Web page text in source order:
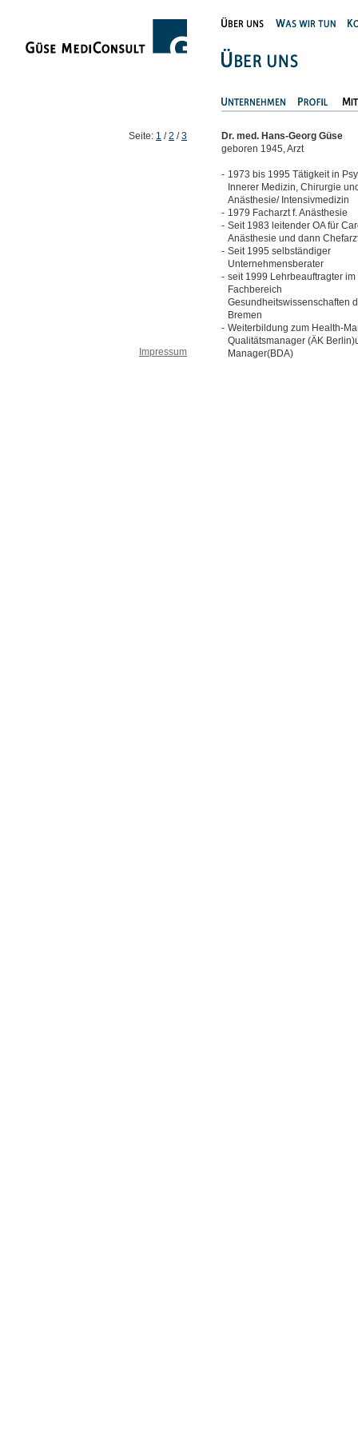
Seite: 1 /2 /3
Impressum
Dr. med. Hans-Georg Güse
geboren 1945, Arzt
- 1973 bis 1995 Tätigkeit in
Innerer Medizin, Chirurgie
Anästhesie/ Intensivmedizin
- 1979 Facharzt f. Anästhesie
- Seit 1983 leitender OA für
Anästhesie und dann
- Seit 1995 selbständiger
Unternehmensberater
- seit 1999 Lehrbeauftragter im
Fachbereich
Gesundheitswissenschaften
Bremen
- Weiterbildung zum Health-
Qualitätsmanager (ÄK
Manager(BDA)